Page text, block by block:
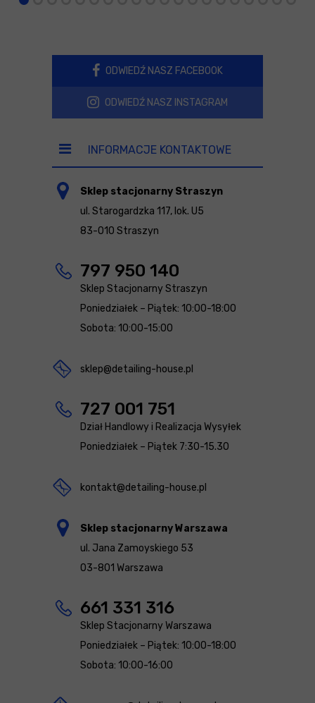
ODWIEDŹ NASZ FACEBOOK
ODWIEDŹ NASZ INSTAGRAM
INFORMACJE KONTAKTOWE
Sklep stacjonarny Straszyn
ul. Starogardzka 117, lok. U5
83-010 Straszyn
797 950 140
Sklep Stacjonarny Straszyn
Poniedziałek – Piątek: 10:00-18:00
Sobota: 10:00-15:00
sklep@detailing-house.pl
727 001 751
Dział Handlowy i Realizacja Wysyłek
Poniedziałek – Piątek 7:30-15.30
kontakt@detailing-house.pl
Sklep stacjonarny Warszawa
ul. Jana Zamoyskiego 53
03-801 Warszawa
661 331 316
Sklep Stacjonarny Warszawa
Poniedziałek – Piątek: 10:00-18:00
Sobota: 10:00-16:00